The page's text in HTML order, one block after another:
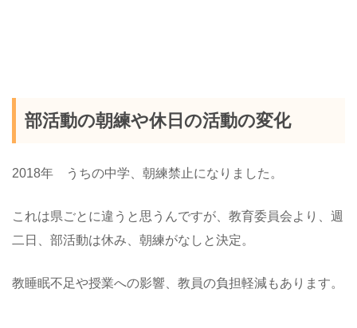
部活動の朝練や休日の活動の変化
2018年 うちの中学、朝練禁止になりました。
これは県ごとに違うと思うんですが、教育委員会より、週
二日、部活動は休み、朝練がなしと決定。
教睡眠不足や授業への影響、教員の負担軽減もあります。